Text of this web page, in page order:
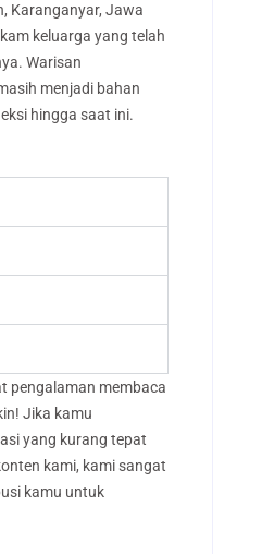
Karanganyar, Jawa
keluarga yang telah
Warisan
menjadi bahan
hingga saat ini.
pengalaman membaca
Jika kamu
yang kurang tepat
kami, kami sangat
kamu untuk